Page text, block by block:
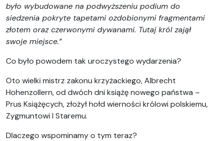
było wybudowane na podwyż­szeniu podium do
siedzenia pokryte tapetami ozdobionymi fragmentami
złotem oraz czerwonymi dywanami. Tutaj król zajął
swoje miejsce.”
Co było powodem tak uroczystego wydarzenia?
Oto wielki mistrz zakonu krzyżackiego, Albrecht
Hohenzollern, od dwóch dni książę nowego państwa –
Prus Książęcych, złożył hołd wierności królowi polskiemu,
Zygmuntowi I Staremu.
Dlaczego wspominamy o tym teraz?